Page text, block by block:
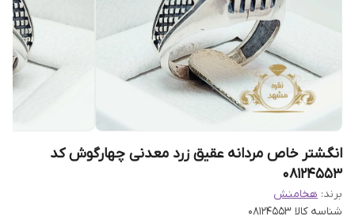
انگشتر خاص مردانه عقیق زرد معدنی چهارگوش کد
08124553
برند: هخامنش
شناسه کالا 08124553